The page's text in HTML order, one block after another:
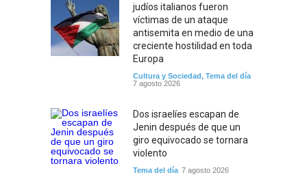
judíos italianos fueron
víctimas de un ataque
antisemita en medio de una
creciente hostilidad en toda
Europa
Cultura y Sociedad, Tema del día
7 agosto 2026
Dos israelíes escapan de
Jenin después de que un
giro equivocado se tornara
violento
Tema del día 7 agosto 2026